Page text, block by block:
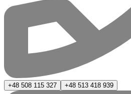
+48 508 115 327 +48 513 418 939